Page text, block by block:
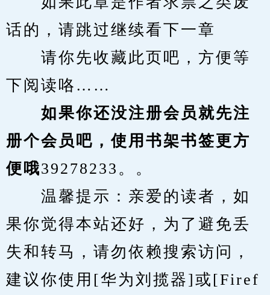
话的，请跳过继续看下一章
请你先收藏此页吧，方便等
下阅读咯……
如果你还没注册会员就先注
册个会员吧，使用书架书签更方
便哦39278233。。
温馨提示：亲爱的读者，如
果你觉得本站还好，为了避免丢
失和转马，请勿依赖搜索访问，
建议你使用[华为刘揽器]或[Firef